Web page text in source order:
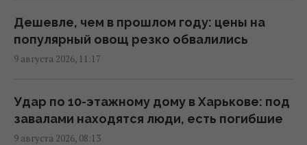
В Одесской области из-за атаки РФ
ограничено движение к пунктам пропуска
"Мы выстоим, Москва ляжет": Мадяр назва л
Дешевле, чем в прошлом году: цены на
популярный овощ резко обвалились
9 августа 2026, 11:17
Удар по 10-этажному дому в Харькове: под
завалами находятся люди, есть погибшие
9 августа 2026, 08:13